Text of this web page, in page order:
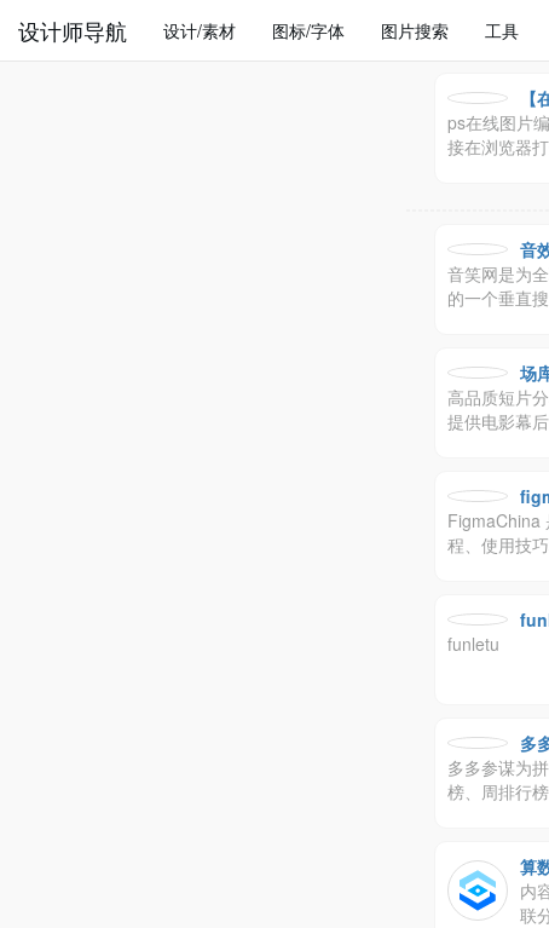
设计师导航 设计/素材 图标/字体 图片搜索 工具
ps在线图片
接在浏览器
音
音笑网是为
的一个垂直
场
高品质短片
提供电影幕
FigmaChina
程、使用技
funletu
多
多多参谋为
榜、周排行
置，你还苦
算
内
联